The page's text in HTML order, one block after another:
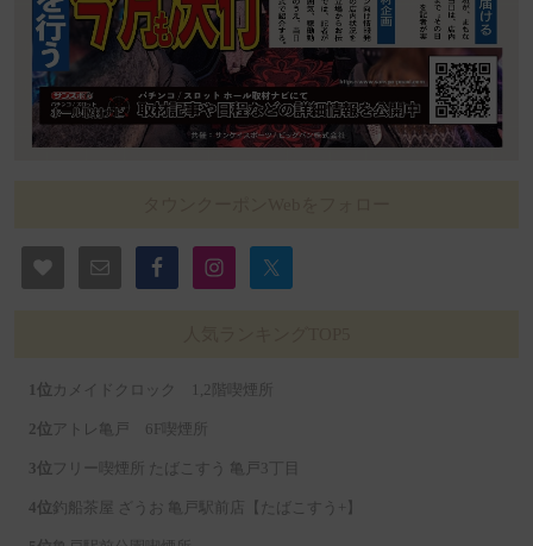
カメイドクロック 1,2階喫煙所
アトレ亀戸 6F喫煙所
フリー喫煙所 たばこすう 亀戸3丁目
釣船茶屋 ざうお 亀戸駅前店【たばこすう+】